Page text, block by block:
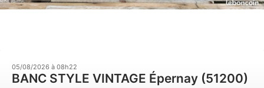
05/08/2026 à 08h22
BANC STYLE VINTAGE Épernay (51200)